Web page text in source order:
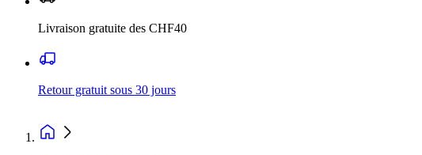
Livraison gratuite des CHF40
Retour gratuit sous 30 jours